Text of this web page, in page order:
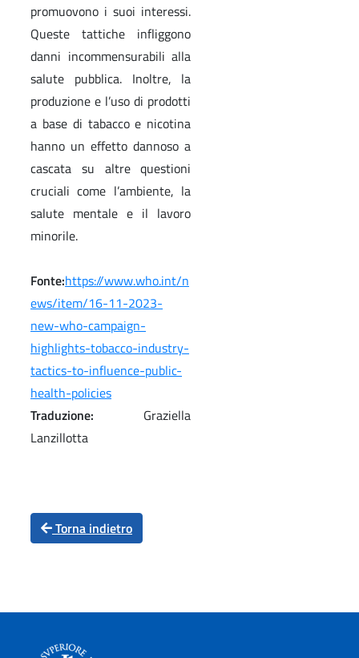
promuovono i suoi interessi.
Queste tattiche infliggono
danni incommensurabili alla
salute pubblica. Inoltre, la
produzione e l’uso di prodotti
a base di tabacco e nicotina
hanno un effetto dannoso a
cascata su altre questioni
cruciali come l’ambiente, la
salute mentale e il lavoro
minorile.
Fonte:https://www.who.int/n
ews/item/16-11-2023-
new-who-campaign-
highlights-tobacco-industry-
tactics-to-influence-public-
health-policies
Traduzione: Graziella
Lanzillotta
Torna indietro